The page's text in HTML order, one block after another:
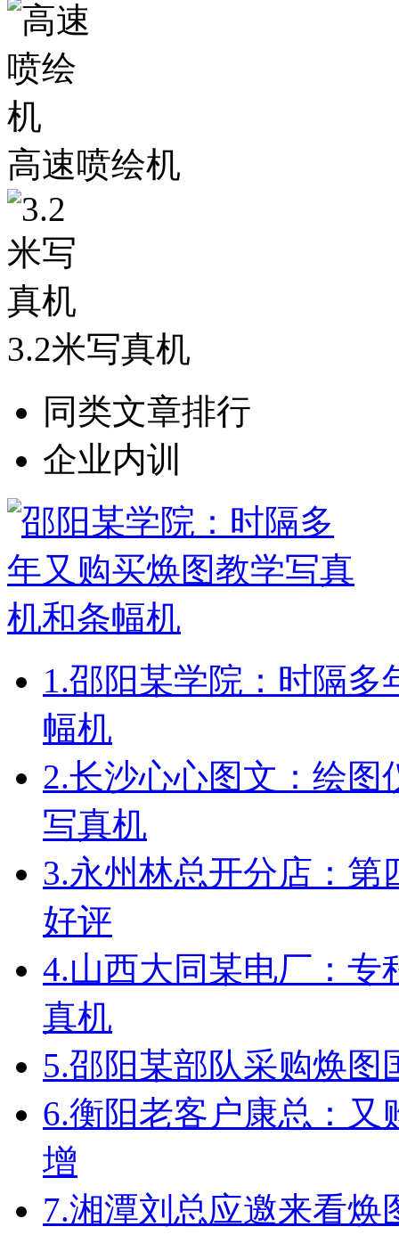
高速喷绘机
3.2米写真机
同类文章排行
企业内训
1.邵阳某学院：时隔多
幅机
2.长沙心心图文：绘图
写真机
3.永州林总开分店：第
好评
4.山西大同某电厂：专
真机
5.邵阳某部队采购焕图
6.衡阳老客户康总：又
增
7.湘潭刘总应邀来看焕